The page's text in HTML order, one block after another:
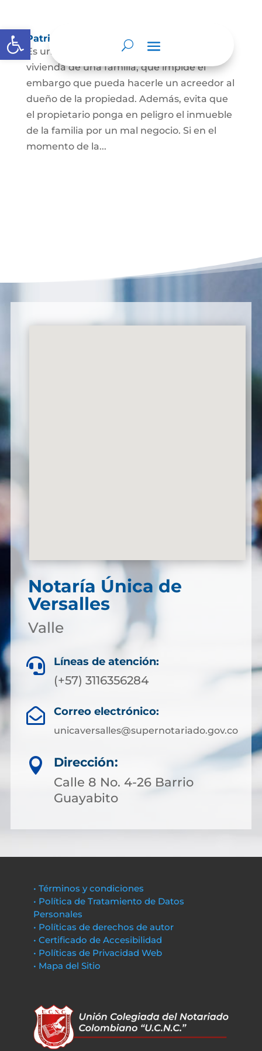
Abrir barra de herramientas
Patrimonio de familia inembargable
Es una clase especial de protección de la
vivienda de una familia, que impide el
embargo que pueda hacerle un acreedor al
dueño de la propiedad. Además, evita que
el propietario ponga en peligro el inmueble
de la familia por un mal negocio. Si en el
momento de la...
Notaría Única de
Versalles
Valle
 Líneas de atención:
(+57) 3116356284
 Correo electrónico:
unicaversalles@supernotariado.gov.co

Dirección:
Calle 8 No. 4-26 Barrio
Guayabito
• Términos y condiciones
• Política de Tratamiento de Datos
Personales
• Políticas de derechos de autor
• Certificado de Accesibilidad
• Políticas de Privacidad Web
• Mapa del Sitio